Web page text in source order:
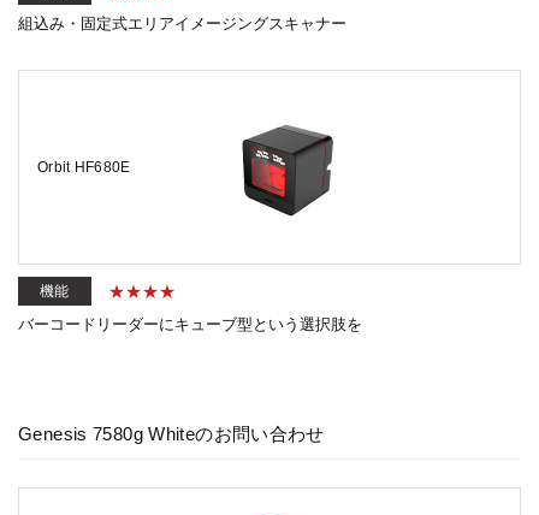
組込み・固定式エリアイメージングスキャナー
Orbit HF680E
機能
バーコードリーダーにキューブ型という選択肢を
Genesis 7580g Whiteのお問い合わせ